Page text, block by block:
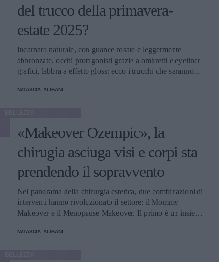
del trucco della primavera-
estate 2025?
Incarnato naturale, con guance rosate e leggermente
abbronzate, occhi protagonisti grazie a ombretti e eyeliner
grafici, labbra a effetto gloss: ecco i trucchi che saranno
NATASCIA_ALIBANI
«Makeover Ozempic», la
chirugia asciuga visi e corpi sta
prendendo il sopravvento
Nel panorama della chirurgia estetica, due combinazioni di
interventi hanno rivoluzionato il settore: il Mommy
Makeover e il Menopause Makeover. Il primo è un insieme
donne a recuperare la forma fisica e l'aspetto che avevano
NATASCIA_ALIBANI